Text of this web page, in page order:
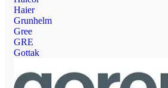
Haier
Grunhelm
Gree
GRE
Gottak